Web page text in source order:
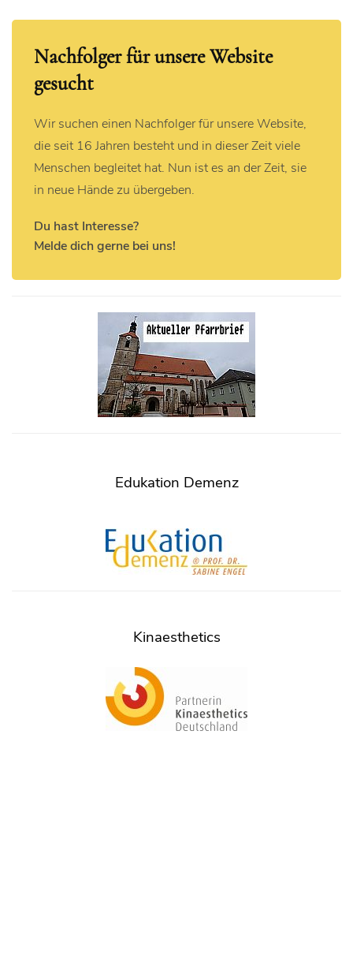
Nachfolger für unsere Website
gesucht
Wir suchen einen Nachfolger für unsere Website,
die seit 16 Jahren besteht und in dieser Zeit viele
Menschen begleitet hat. Nun ist es an der Zeit, sie
in neue Hände zu übergeben.
Du hast Interesse?
Melde dich gerne bei uns!
Edukation Demenz
Kinaesthetics